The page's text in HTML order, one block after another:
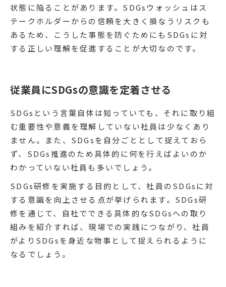
状態に陥ることがあります。SDGsウォッシュはス
テークホルダーからの信頼を大きく損なうリスクも
あるため、こうした事態を防ぐためにもSDGsに対
する正しい理解を促進することが大切なのです。
従業員にSDGsの意識を定着させる
SDGsという言葉自体は知っていても、それに取り組
む重要性や意義を理解していない社員は少なくあり
ません。また、SDGsを自分ごととして捉えておら
ず、SDGs推進のため具体的に何を行えばよいのか
わかっていない社員も多いでしょう。
SDGs研修を実施する目的として、社員のSDGsに対
する意識を向上させる点が挙げられます。SDGs研
修を通じて、自社でできる具体的なSDGsへの取り
組みを紹介すれば、現場での実践につながり、社員
がよりSDGsを身近な物事として捉えられるように
なるでしょう。